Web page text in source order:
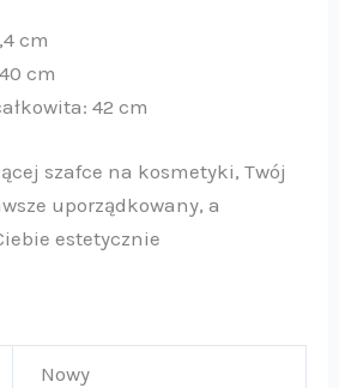
cm
cm
42 cm
szafce na kosmetyki, Twój
uporządkowany, a
estetycznie
Nowy